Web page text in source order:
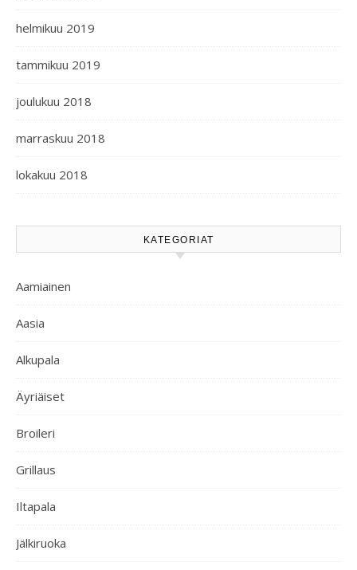
helmikuu 2019
tammikuu 2019
joulukuu 2018
marraskuu 2018
lokakuu 2018
KATEGORIAT
Aamiainen
Aasia
Alkupala
Äyriäiset
Broileri
Grillaus
Iltapala
Jälkiruoka